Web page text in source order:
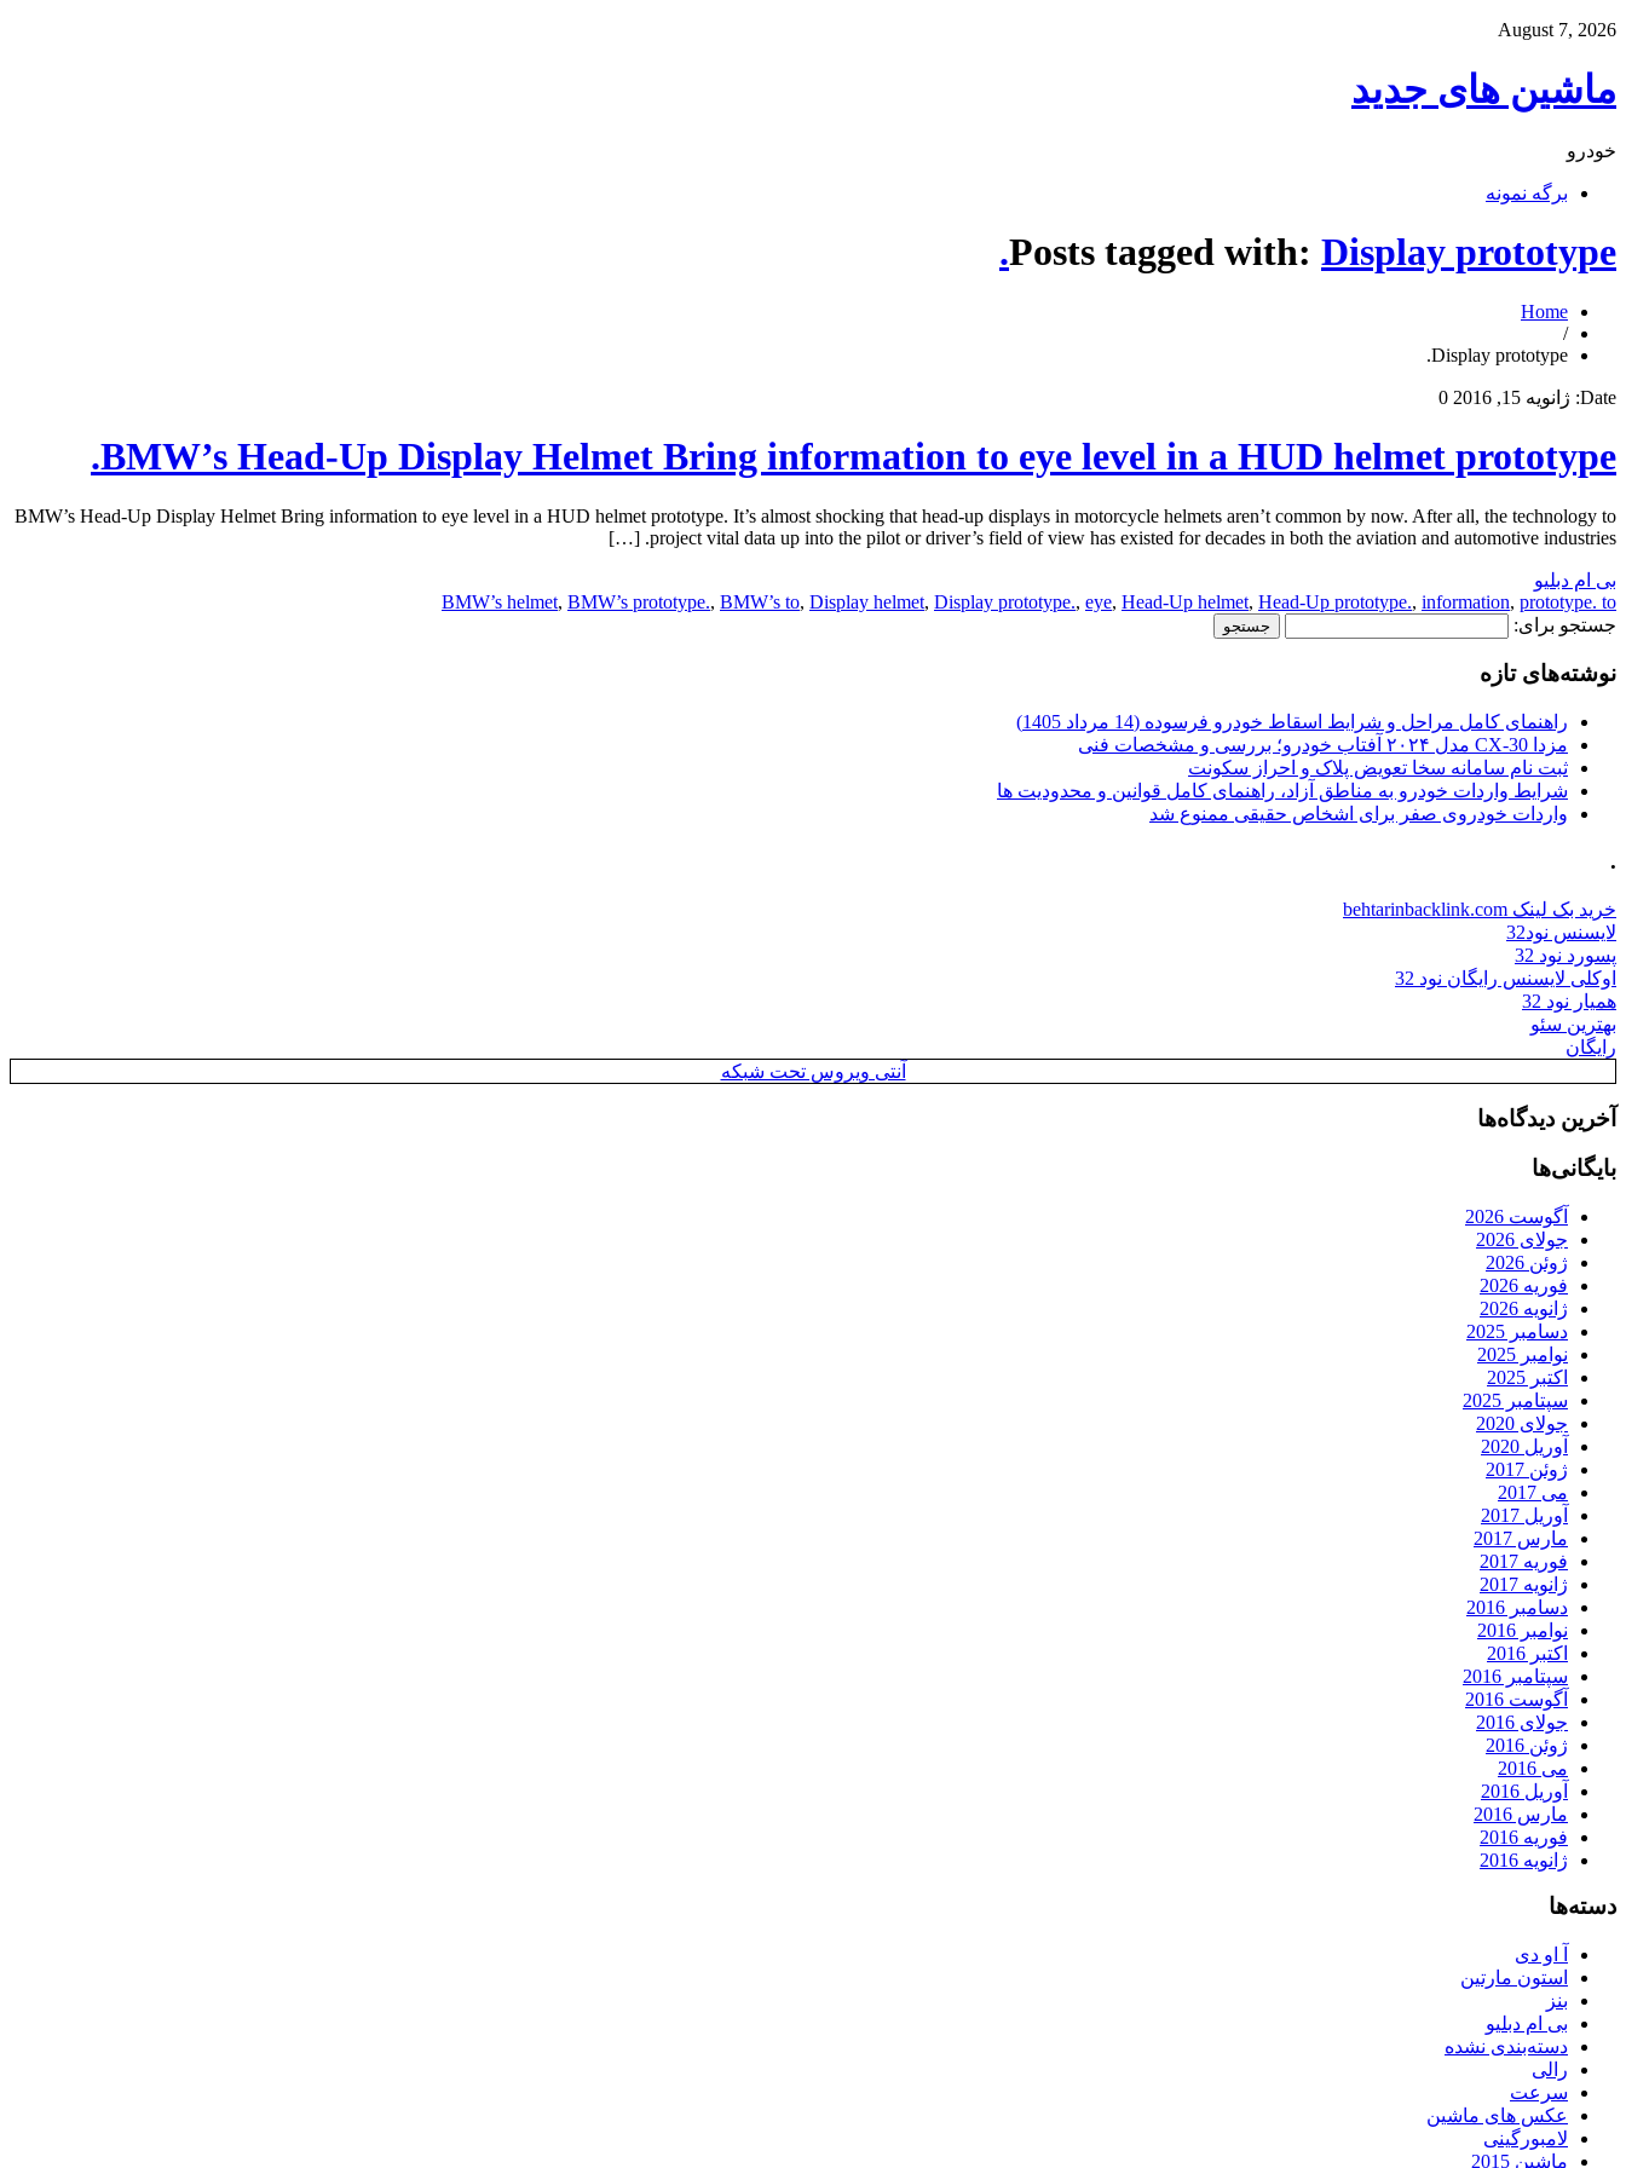
August 7, 2026
ماشین های جدید
خودرو
برگه نمونه
Posts tagged with: Display prototype.
Home
/
Display prototype.
Date: ژانویه 15, 2016 0
BMW’s Head-Up Display Helmet Bring information to eye level in a HUD helmet prototype.
BMW’s Head-Up Display Helmet Bring information to eye level in a HUD helmet prototype. It’s almost shocking that head-up displays in motorcycle helmets aren’t common by now. After all, the technology to
project vital data up into the pilot or driver’s field of view has existed for decades in both the aviation and automotive industries. […]
بی ام دبلیو
BMW’s helmet, BMW’s prototype., BMW’s to, Display helmet, Display prototype., eye, Head-Up helmet, Head-Up prototype., information, prototype. to
جستجو برای:
نوشته‌های تازه
راهنمای کامل مراحل و شرایط اسقاط خودرو فرسوده (14 مرداد 1405)
مزدا CX-30 مدل ۲۰۲۴ آفتاب خودرو؛ بررسی و مشخصات فنی
ثبت نام سامانه سخا تعویض پلاک و احراز سکونت
شرایط واردات خودرو به مناطق آزاد، راهنمای کامل قوانین و محدودیت ها
واردات خودروی صفر برای اشخاص حقیقی ممنوع شد
.
خرید بک لینک behtarinbacklink.com
لایسنس نود32
پسورد نود 32
اوکلی لایسنس رایگان نود 32
همیار نود 32
بهترین سئو
رایگان
آنتی ویروس تحت شبکه
آخرین دیدگاه‌ها
بایگانی‌ها
آگوست 2026
جولای 2026
ژوئن 2026
فوریه 2026
ژانویه 2026
دسامبر 2025
نوامبر 2025
اکتبر 2025
سپتامبر 2025
جولای 2020
آوریل 2020
ژوئن 2017
می 2017
آوریل 2017
مارس 2017
فوریه 2017
ژانویه 2017
دسامبر 2016
نوامبر 2016
اکتبر 2016
سپتامبر 2016
آگوست 2016
جولای 2016
ژوئن 2016
می 2016
آوریل 2016
مارس 2016
فوریه 2016
ژانویه 2016
دسته‌ها
آ او دی
استون مارتین
بنز
بی ام دبلیو
دسته‌بندی نشده
رالی
سرعت
عکس های ماشین
لامبورگینی
ماشین 2015